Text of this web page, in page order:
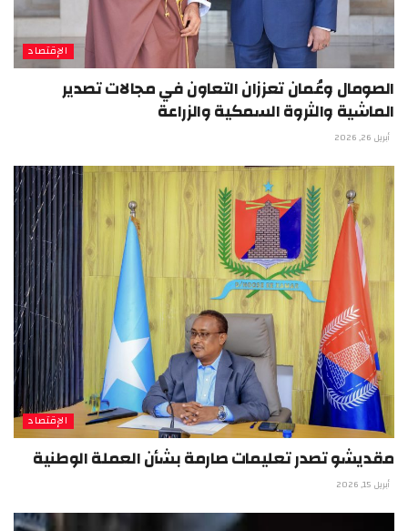
الإقتصاد
الصومال وعُمان تعززان التعاون في مجالات تصدير
الماشية والثروة السمكية والزراعة
أبريل 26, 2026
الإقتصاد
مقديشو تصدر تعليمات صارمة بشأن العملة الوطنية
أبريل 15, 2026